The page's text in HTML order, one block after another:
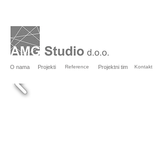
O nama Projekti Reference Projektni tim Kontakt